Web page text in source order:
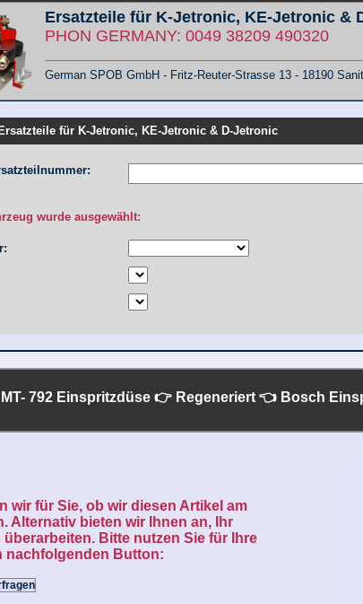
Ersatzteile für K-Jetronic, KE-Jetronic &
PHON GERMANY: 0049 38209 490320
German SPOB GmbH - Fritz-Reuter-Strasse 13 - 18190
für K-Jetronic, KE-Jetronic & D-Jetronic
wurde ausgewählt:
MT- 792 Einspritzdüse 👉 Regeneriert 👈 Bosch
wir für Sie, ob wir diesen Artikel am
Alternativ bieten wir Ihnen an, Ihr
überarbeiten. Bitte nutzen Sie für Ihre
nachfolgenden Button: